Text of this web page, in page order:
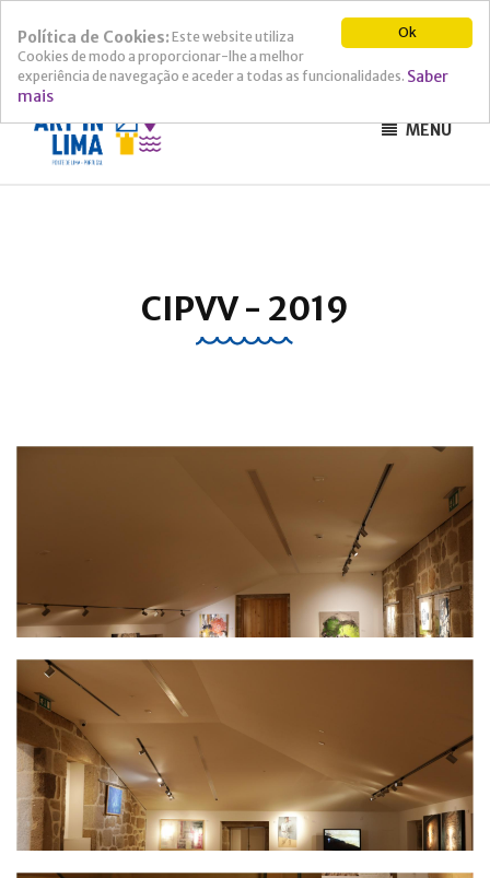
Ok
Política de Cookies: Este website utiliza
Cookies de modo a proporcionar-lhe a melhor
experiência de navegação e aceder a todas as funcionalidades. Saber
mais
MENU
CIPVV - 2019